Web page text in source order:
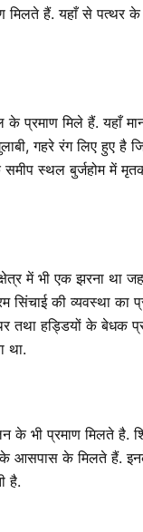
हैं. यहाँ से पत्थर के
के प्रमाण मिले हैं.
गहरे रंग लिए हुए
स्थल बुर्जहोम में
में भी एक झरना था
की व्यवस्था का
हड्डियों के बेधक
था.
के भी प्रमाण मिलते है.
के मिलते हैं.
है.